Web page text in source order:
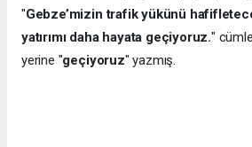
"Gebze’mizin trafik yükünü
yatırımı daha hayata geçiyoruz."
yerine "geçiyoruz" yazmış.